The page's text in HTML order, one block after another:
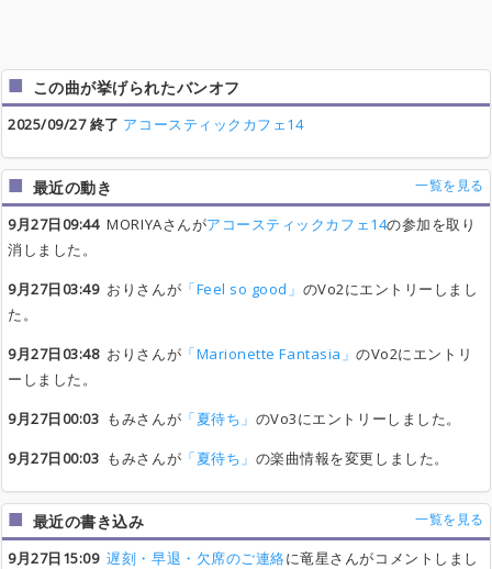
この曲が挙げられたバンオフ
2025/09/27 終了 アコースティックカフェ14
最近の動き 一覧を見る
9月27日09:44MORIYAさんがアコースティックカフェ14の参加を取り
消しました。
9月27日03:49おりさんが 「Feel so good」 のVo2にエントリーしまし
た。
9月27日03:48おりさんが 「Marionette Fantasia」のVo2にエントリ
ーしました。
9月27日00:03 もみさんが 「夏待ち」 のVo3にエントリーしました。
9月27日00:03 もみさんが 「夏待ち」 の楽曲情報を変更しました。
最近の書き込み 一覧を見る
9月27日15:09 遅刻・早退・欠席のご連絡に竜星さんがコメントしまし